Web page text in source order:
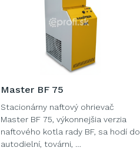
Master BF 75
Stacionárny naftový ohrievač
Master BF 75, výkonnejšia verzia
naftového kotla rady BF, sa hodí do
autodielní, továrni, …